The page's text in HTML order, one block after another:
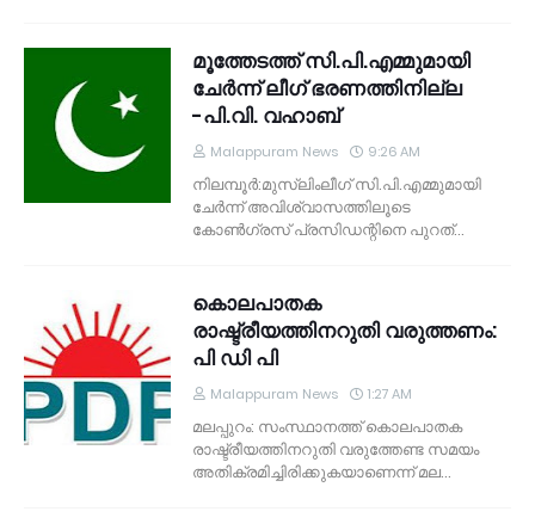
മൂത്തേടത്ത് സി.പി.എമ്മുമായി
ചേര്‍ന്ന് ലീഗ് ഭരണത്തിനില്ല
-പി.വി. വഹാബ്
Malappuram News 9:26 AM
നിലമ്പൂര്‍:മുസ്‌ലിംലീഗ് സി.പി.എമ്മുമായി
ചേര്‍ന്ന് അവിശ്വാസത്തിലൂടെ
കോണ്‍ഗ്രസ് പ്രസിഡന്റിനെ പുറത്…
കൊലപാതക
രാഷ്ട്രീയത്തിനറുതി വരുത്തണം:
പി ഡി പി
Malappuram News 1:27 AM
മലപ്പുറം: സംസ്ഥാനത്ത് കൊലപാതക
രാഷ്ട്രീയത്തിനറുതി വരുത്തേണ്ട സമയം
അതിക്രമിച്ചിരിക്കുകയാണെന്ന് മല…